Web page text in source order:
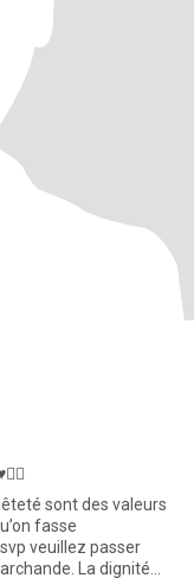
sont des valeurs
fasse
veuillez passer
La dignité